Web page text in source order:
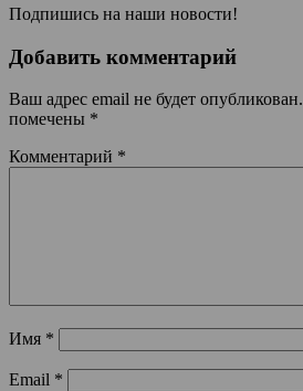
Подпишись на наши новости!
Добавить комментарий
Ваш адрес email не будет опубликован.
помечены *
Комментарий *
Имя *
Email *